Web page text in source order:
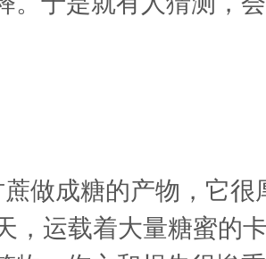
做成糖的产物，它
，运载着大量糖蜜的